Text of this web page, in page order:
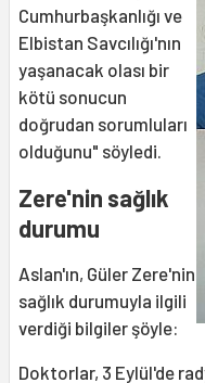
Cumhurbaşkanlığı ve
Elbistan Savcılığı'nın
yaşanacak olası bir
kötü sonucun
doğrudan sorumluları
olduğunu" söyledi.
Zere'nin sağlık
durumu
Aslan'ın, Güler Zere'nin
sağlık durumuyla ilgili
verdiği bilgiler şöyle:
Doktorlar, 3 Eylül'de